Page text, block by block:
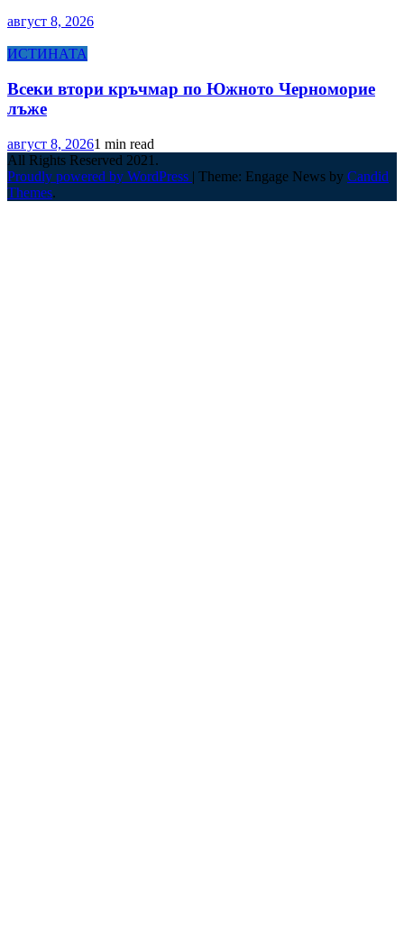
август 8, 2026
ИСТИНАТА
Всеки втори кръчмар по Южното Черноморие
лъже
август 8, 20261 min read
All Rights Reserved 2021.
Proudly powered by WordPress | Theme: Engage News by Candid
Themes.